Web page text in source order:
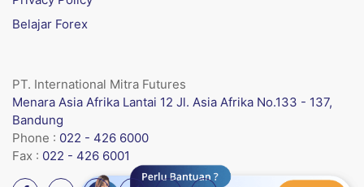
Belajar Forex
PT. International Mitra Futures
Menara Asia Afrika Lantai 12 Jl. Asia Afrika No.133 - 137,
Bandung
Phone : 022 - 426 6000
Fax : 022 - 426 6001